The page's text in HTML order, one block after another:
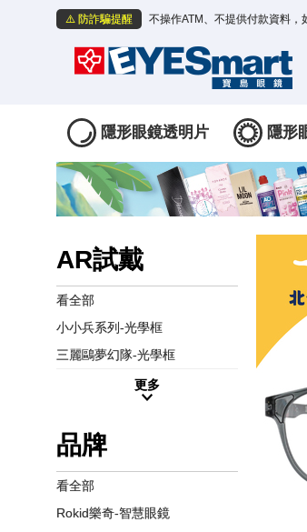
⚠️ 防詐騙提醒 不操作ATM、不提供付款資料，
隱形眼鏡透明片 隱形
AR試戴
看全部
小小兵系列-光學框
三麗鷗夢幻隊-光學框
更多
品牌
看全部
Rokid樂奇-智慧眼鏡